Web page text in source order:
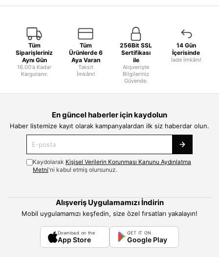
Tüm
Siparişleriniz
Aynı Gün
16.00'a Kadar
Kargolanır.
Tüm
Ürünlerde 6
Aya Varan
Taksit
İmkânı!
256Bit SSL
Sertifikası
ile
Alışverişte
Bilgileriniz
Güvende.
14 Gün
İçerisinde
İade İmkânı!
En güncel haberler için kaydolun
Haber listemize kayıt olarak kampanyalardan ilk siz haberdar olun.
Kaydolarak Kişisel Verilerin Korunması Kanunu Aydınlatma
Metni'ni kabul etmiş olursunuz.
Alışveriş Uygulamamızı İndirin
Mobil uygulamamızı keşfedin, size özel fırsatları yakalayın!
Download on the
App Store
GET IT ON
Google Play